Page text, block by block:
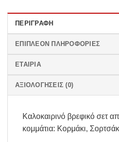
ΠΕΡΙΓΡΑΦΉ
ΕΠΙΠΛΈΟΝ ΠΛΗΡΟΦΟΡΊΕΣ
ΕΤΑΙΡΊΑ
ΑΞΙΟΛΟΓΉΣΕΙΣ (0)
Καλοκαιρινό βρεφικό σετ
κομμάτια: Κορμάκι,